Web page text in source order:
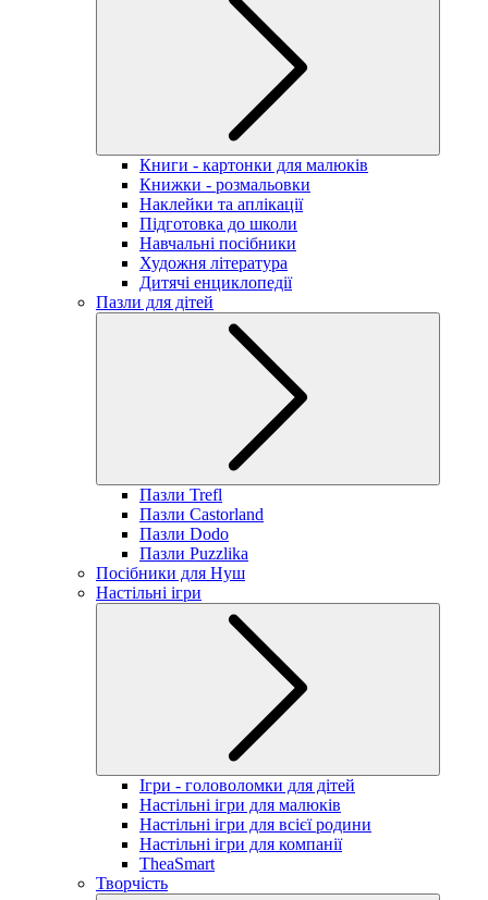
Книги - картонки для малюків
Книжки - розмальовки
Наклейки та аплікації
Підготовка до школи
Навчальні посібники
Художня література
Дитячі енциклопедії
Пазли для дітей
Пазли Trefl
Пазли Castorland
Пазли Dodo
Пазли Puzzlika
Посібники для Нуш
Настільні ігри
Ігри - головоломки для дітей
Настільні ігри для малюків
Настільні ігри для всієї родини
Настільні ігри для компанії
TheaSmart
Творчість